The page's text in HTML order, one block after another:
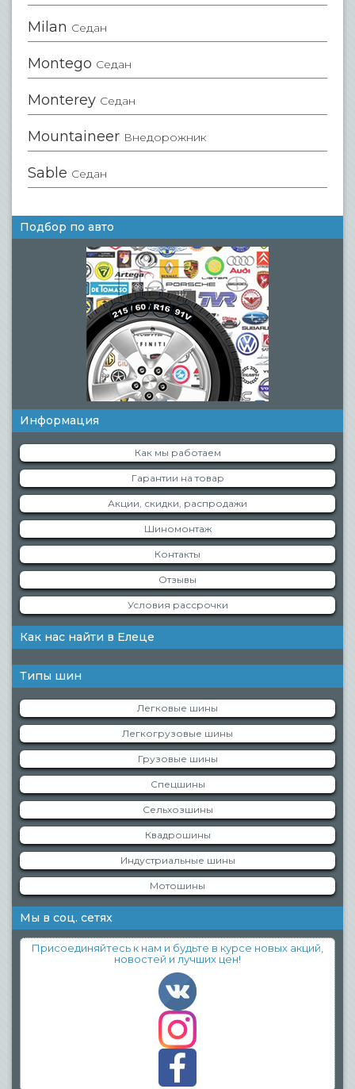
Milan Седан
Montego Седан
Monterey Седан
Mountaineer Внедорожник
Sable Седан
Подбор по авто
Информация
Как мы работаем
Гарантии на товар
Акции, скидки, распродажи
Шиномонтаж
Контакты
Отзывы
Условия рассрочки
Как нас найти в Елеце
Типы шин
Легковые шины
Легкогрузовые шины
Грузовые шины
Спецшины
Сельхозшины
Квадрошины
Индустриальные шины
Мотошины
Мы в соц. сетях
Присоединяйтесь к нам и будьте в курсе новых акций,
новостей и лучших цен!